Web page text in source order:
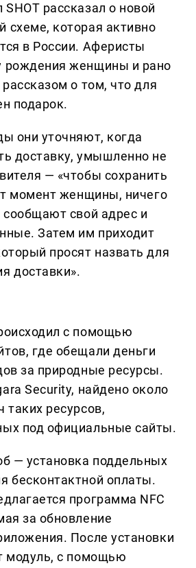
рассказал о новой
схеме, которая активно
в России. Аферисты
рождения женщины и рано
о том, что для
подарок.
они уточняют, когда
доставку, умышленно не
— «чтобы сохранить
момент женщины, ничего
сообщают свой адрес и
Затем им приходит
просят назвать для
доставки».
с помощью
где обещали деньги
за природные ресурсы.
Security, найдено около
таких ресурсов,
под официальные сайты.
— установка поддельных
бесконтактной оплаты.
программа NFC
за обновление
После установки
модуль, с помощью